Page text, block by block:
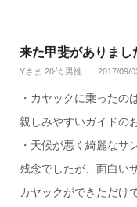
来た甲斐がありまし
Yさま 20代 男性 2017/09/
・カヤックに乗ったの
親しみやすいガイドの
・天候が悪く綺麗なサ
残念でしたが、面白い
カヤックができただけ